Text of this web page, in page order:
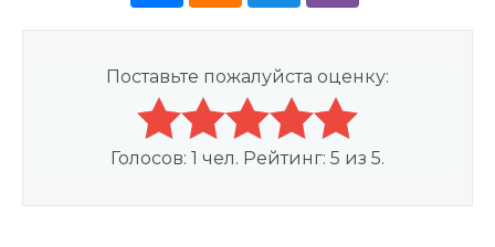
Поставьте пожалуйста оценку:
Голосов: 1 чел. Рейтинг: 5 из 5.